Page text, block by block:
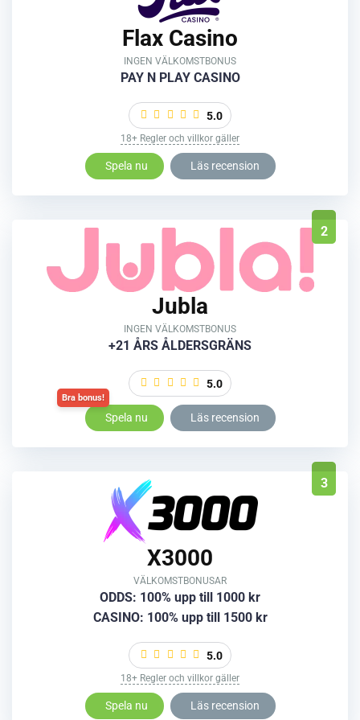
Flax Casino
INGEN VÄLKOMSTBONUS
PAY N PLAY CASINO
5.0
18+ Regler och villkor gäller
Spela nu Läs recension
2
Jubla
INGEN VÄLKOMSTBONUS
+21 ÅRS ÅLDERSGRÄNS
5.0
Spela nu Läs recension
3
X3000
VÄLKOMSTBONUSAR
ODDS: 100% upp till 1000 kr
CASINO: 100% upp till 1500 kr
5.0
18+ Regler och villkor gäller
Spela nu Läs recension